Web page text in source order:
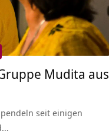
Mudita aus
seit einigen